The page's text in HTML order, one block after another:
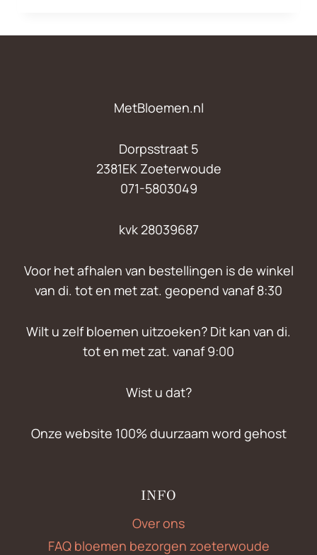
MetBloemen.nl
Dorpsstraat 5
2381EK Zoeterwoude
071-5803049
kvk 28039687
Voor het afhalen van bestellingen is de winkel
van di. tot en met zat. geopend vanaf 8:30
Wilt u zelf bloemen uitzoeken? Dit kan van di.
tot en met zat. vanaf 9:00
Wist u dat?
Onze website 100% duurzaam word gehost
INFO
Over ons
FAQ bloemen bezorgen zoeterwoude